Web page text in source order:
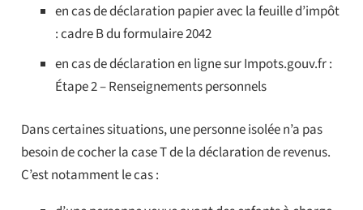
en cas de déclaration papier avec la feuille d’impôt
: cadre B du formulaire 2042
en cas de déclaration en ligne sur Impots.gouv.fr :
Étape 2 – Renseignements personnels
Dans certaines situations, une personne isolée n’a pas
besoin de cocher la case T de la déclaration de revenus.
C’est notamment le cas :